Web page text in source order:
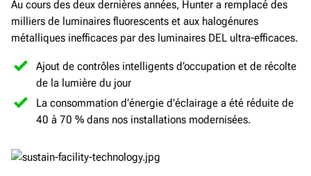
Au cours des deux dernières années, Hunter a remplacé des
milliers de luminaires fluorescents et aux halogénures
métalliques inefficaces par des luminaires DEL ultra-efficaces.
Ajout de contrôles intelligents d’occupation et de récolte
de la lumière du jour
La consommation d’énergie d’éclairage a été réduite de
40 à 70 % dans nos installations modernisées.